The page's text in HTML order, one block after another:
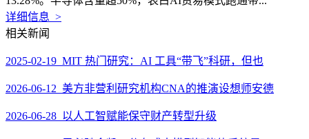
详细信息 >
相关新闻
2025-02-19 MIT 热门研究：AI 工具“带飞”科研，但也
2026-06-12 美方非营利研究机构CNA的推演设想师安德
2026-06-28 以人工智赋能保守财产转型升级